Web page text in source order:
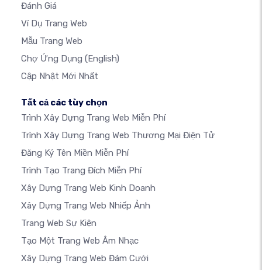
Đánh Giá
Ví Dụ Trang Web
Mẫu Trang Web
Chợ Ứng Dụng (English)
Cập Nhật Mới Nhất
Tất cả các tùy chọn
Trình Xây Dựng Trang Web Miễn Phí
Trình Xây Dựng Trang Web Thương Mại Điện Tử
Đăng Ký Tên Miền Miễn Phí
Trình Tạo Trang Đích Miễn Phí
Xây Dựng Trang Web Kinh Doanh
Xây Dựng Trang Web Nhiếp Ảnh
Trang Web Sự Kiện
Tạo Một Trang Web Âm Nhạc
Xây Dựng Trang Web Đám Cưới